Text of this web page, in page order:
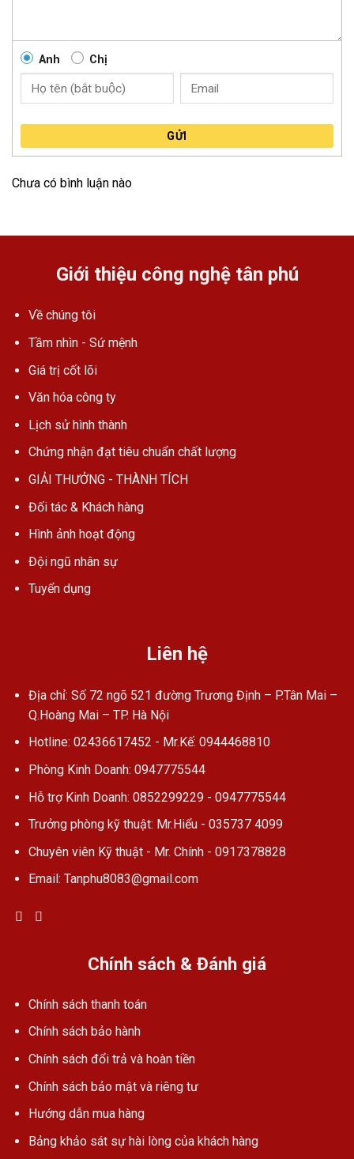
Anh Chị
GỬI
Chưa có bình luận nào
Giới thiệu công nghệ tân phú
Về chúng tôi
Tầm nhìn - Sứ mệnh
Giá trị cốt lõi
Văn hóa công ty
Lịch sử hình thành
Chứng nhận đạt tiêu chuẩn chất lượng
GIẢI THƯỞNG - THÀNH TÍCH
Đối tác & Khách hàng
Hình ảnh hoạt động
Đội ngũ nhân sự
Tuyển dụng
Liên hệ
Địa chỉ: Số 72 ngõ 521 đường Trương Định – P.Tân Mai –
Q.Hoàng Mai – TP. Hà Nội
Hotline: 02436617452 - Mr.Kế: 0944468810
Phòng Kinh Doanh: 0947775544
Hỗ trợ Kinh Doanh: 0852299229 - 0947775544
Trưởng phòng kỹ thuật: Mr.Hiểu - 035737 4099
Chuyên viên Kỹ thuật - Mr. Chính - 0917378828
Email: Tanphu8083@gmail.com
Chính sách & Đánh giá
Chính sách thanh toán
Chính sách bảo hành
Chính sách đổi trả và hoàn tiền
Chính sách bảo mật và riêng tư
Hướng dẫn mua hàng
Bảng khảo sát sự hài lòng của khách hàng